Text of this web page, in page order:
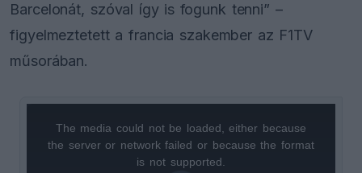
Barcelonát, szóval így is fogunk tenni” –
figyelmeztetett a francia szakember az F1TV
műsorában.
The media could not be loaded, either because
the server or network failed or because the format
is not supported.